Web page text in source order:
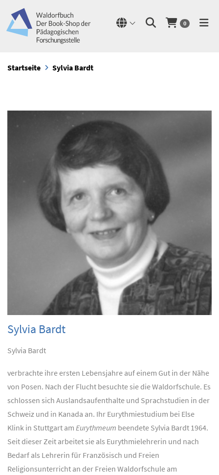
0
Startseite Sylvia Bardt
Sylvia Bardt
Sylvia Bardt
verbrachte ihre ersten Lebensjahre auf einem Gut in der Nähe
von Posen. Nach der Flucht besuchte sie die Waldorfschule. Es
schlossen sich Auslandsaufenthalte und Sprachstudien in der
Schweiz und in Kanada an. Ihr Eurythmiestudium bei Else
Klink in Stuttgart am Eurythmeum beendete Sylvia Bardt 1964.
Seit dieser Zeit arbeitet sie als Eurythmielehrerin und nach
Bedarf als Lehrerin für Französisch und Freien
Religionsunterricht an der Freien Waldorfschule am